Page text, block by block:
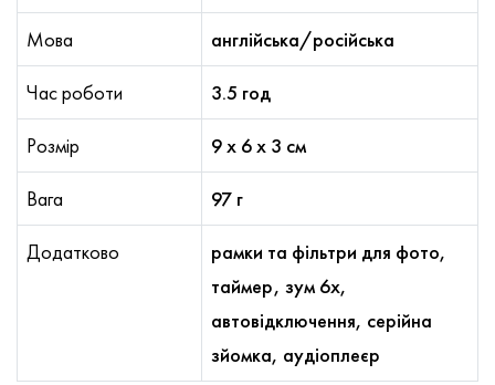
Мова англійська/російська
Час роботи 3.5 год
Розмір 9 х 6 х 3 см
Вага 97 г
Додатково
рамки та фільтри для фото,
таймер, зум 6х,
автовідключення, серійна
зйомка, аудіоплеєр